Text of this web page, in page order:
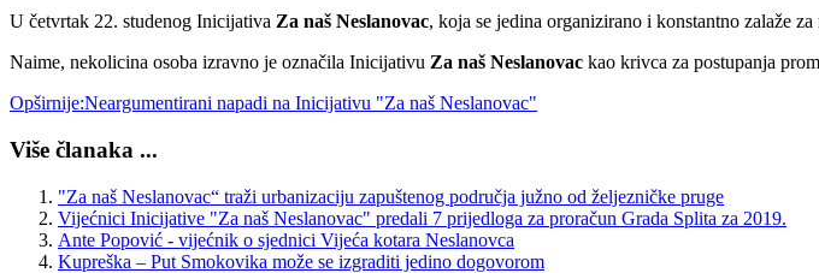
U četvrtak 22. studenog Inicijativa Za naš Neslanovac, koja se jedina organizirano i konstantno zalaže
Naime, nekolicina osoba izravno je označila Inicijativu Za naš Neslanovac kao krivca za postupanja
Opširnije:Neargumentirani napadi na Inicijativu "Za naš Neslanovac"
Više članaka ...
"Za naš Neslanovac“ traži urbanizaciju zapuštenog područja južno od željezničke pruge
Vijećnici Inicijative "Za naš Neslanovac" predali 7 prijedloga za proračun Grada Splita za 2019.
Ante Popović - vijećnik o sjednici Vijeća kotara Neslanovca
Kupreška – Put Smokovika može se izgraditi jedino dogovorom